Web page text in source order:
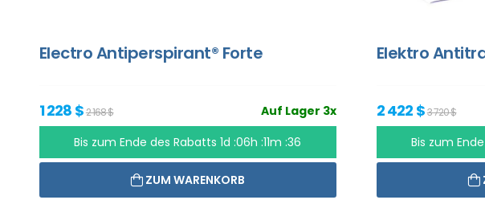
Electro Antiperspirant® Forte
Auf Lager 3x
1 228 $2 168 $
Bis zum Ende des Rabatts1d :06h :11m :35
ZUM WARENKORB
Elektro
2 422 $3 720 $
Bis zum